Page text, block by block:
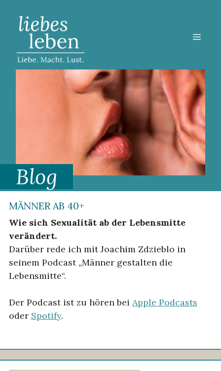
Inhalt
springen
Blog
MÄNNER AB 40+
Wie sich Sexualität ab der Lebensmitte
verändert.
Darüber rede ich mit Joachim Zdzieblo in
seinem Podcast „Männer gestalten die
Lebensmitte“.
Der Podcast ist zu hören bei Apple Podcasts
oder Spotify.